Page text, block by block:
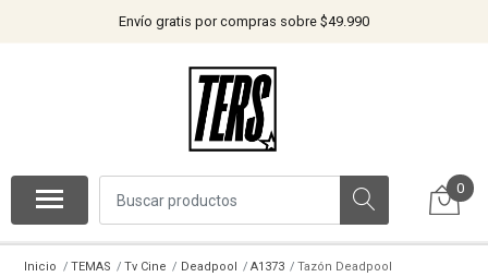
Envío gratis por compras sobre $49.990
0
Inicio TEMAS Tv Cine Deadpool A1373 Tazón Deadpool